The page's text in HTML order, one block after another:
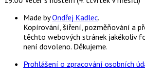
Made byOndřej Kadlec.
Kopírování, šíření, pozměňování a
těchto webových stránek jakékoliv
není dovoleno. Děkujeme.
Prohlášení o zpracování osobních